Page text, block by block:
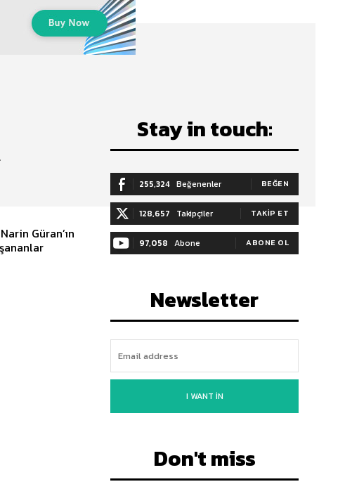
Stay in touch:
255,324 Beğenenler BEĞEN
128,657 Takipçiler TAKIP ET
97,058 Abone ABONE OL
Newsletter
I WANT IN
Don't miss